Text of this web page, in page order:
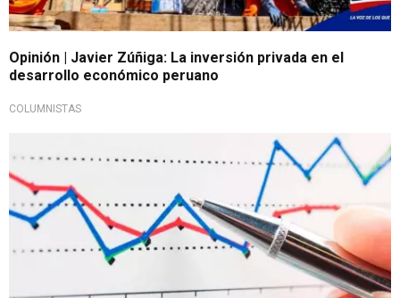
Opinión | Javier Zúñiga: La inversión privada en el
desarrollo económico peruano
COLUMNISTAS